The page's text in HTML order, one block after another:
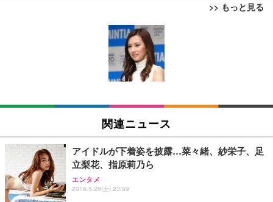
>> もっと見る
[EdoErgo] オフィスチェア 椅子 テレワーク 疲れな
い 跳ね上げ式アームレスト コンパクト 約105度ロッ
キング pc 事務椅子 360度回転 座面昇降 強化ナイロ
ン樹脂ベース 通気性メッシュ 在宅ワーク H-WY01
(黒網+黒枠+黒足)
SIHOO B100 オフィスチェア／デスクチェア メッシ
ュチェア 人間工学 疲れない ブラック
￥27,999
Sezlife オフィスチェア デスクチェア 疲れない テレ
ワーク チェア 強化バックレスト 30度ロッキング機
能 人間工学 椅子 腰サポート 90度跳ね上げ式アーム
EIZO ビジネス向けプレミアムモニター | FlexScan
EV3240X-WT | 31.5型4K UHD・USB Type-C・ホワ
￥105,595
EIZO ビジネス向けプレミアムモニター | FlexScan
￥109,572
【純正品】27"ゲーミングモニター DualSense 充電
フック付き（CFI-ZDM1J）
Amazonベーシック ペットシーツ 薄型 レギュラー 1
回使い捨て 無香料 ホワイト 300枚
Amazonベーシック ペットシーツ 厚型 ワイド 42枚
x2袋(84枚) ホワイト(吸収面:ライトブルー)
￥3,234
ネオ・ルーライフ ネオ・オムツ L 中型犬用 26枚入
り 単品
関連ニュース
アイドルが下着姿を披露…菜々緒、紗栄子、足
立梨花、指原莉乃ら
エンタメ
2016.5.28(土) 23:59